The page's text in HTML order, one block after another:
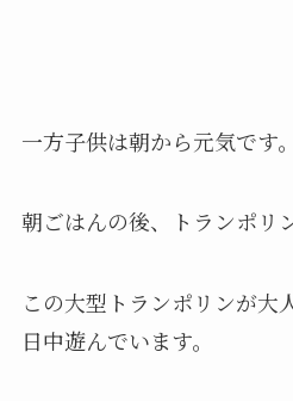
一方子供は朝から元気です。
朝ごはんの後、トランポリン
この大型トランポリンが大
日中遊んでいます。